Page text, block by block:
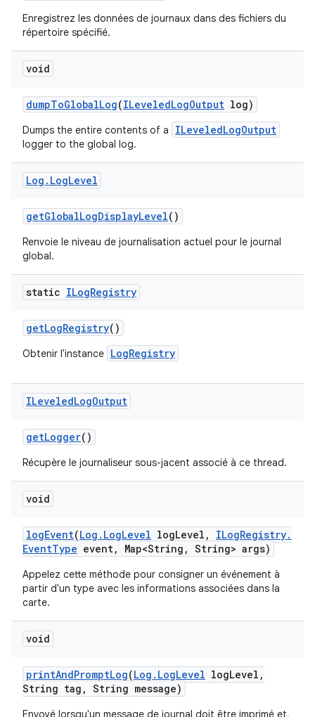
Enregistrez les données de journaux dans des fichiers du
répertoire spécifié.
void
dumpToGlobalLog(ILeveledLogOutput log)
Dumps the entire contents of a ILeveledLogOutput
logger to the global log.
Log . LogLevel
getGlobalLogDisplayLevel()
Renvoie le niveau de journalisation actuel pour le journal
global.
static ILogRegistry
getLogRegistry()
Obtenir l'instance LogRegistry
ILeveledLogOutput
getLogger()
Récupère le journaliseur sous-jacent associé à ce thread.
void
logEvent(Log . LogLevel logLevel , ILogRegistry.
EventType event, Map<String , String> args)
Appelez cette méthode pour consigner un événement à
partir d'un type avec les informations associées dans la
carte.
void
printAndPromptLog(Log . LogLevel logLevel ,
String tag , String message)
Envoyé lorsqu'un message de journal doit être imprimé et,